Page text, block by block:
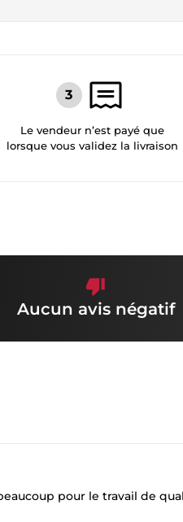
Le vendeur n’est payé que
lorsque vous validez la livraison
Aucun avis négatif
pour le travail de